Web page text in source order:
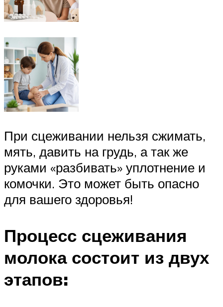
При сцеживании нельзя сжимать,
мять, давить на грудь, а так же
руками «разбивать» уплотнение и
комочки. Это может быть опасно
для вашего здоровья!
Процесс сцеживания
молока состоит из двух
этапов: